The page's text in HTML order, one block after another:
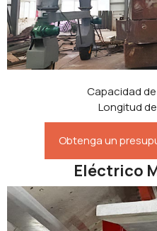
Capacidad
Longitud
Obtenga un
Eléctrico